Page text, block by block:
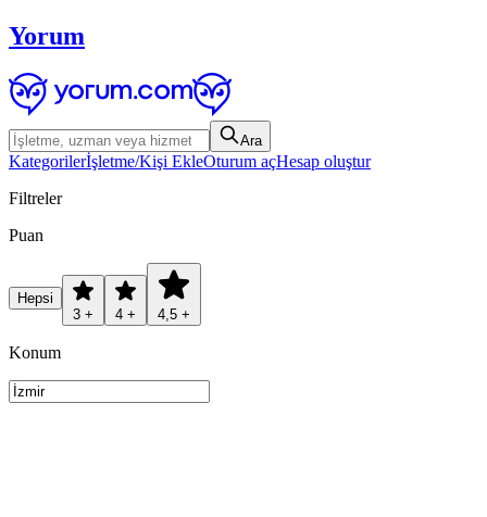
Yorum
Ara
Kategorilerİşletme/Kişi EkleOturum açHesap oluştur
Filtreler
Puan
Hepsi
3 +
4 + 4,5 +
Konum